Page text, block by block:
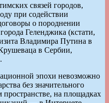
связей городов,
при содействии
о породнении
Геленджика (кстати,
Владимира Путина в
в Сербии,
эпохи невозможно
без значительного
на площадках